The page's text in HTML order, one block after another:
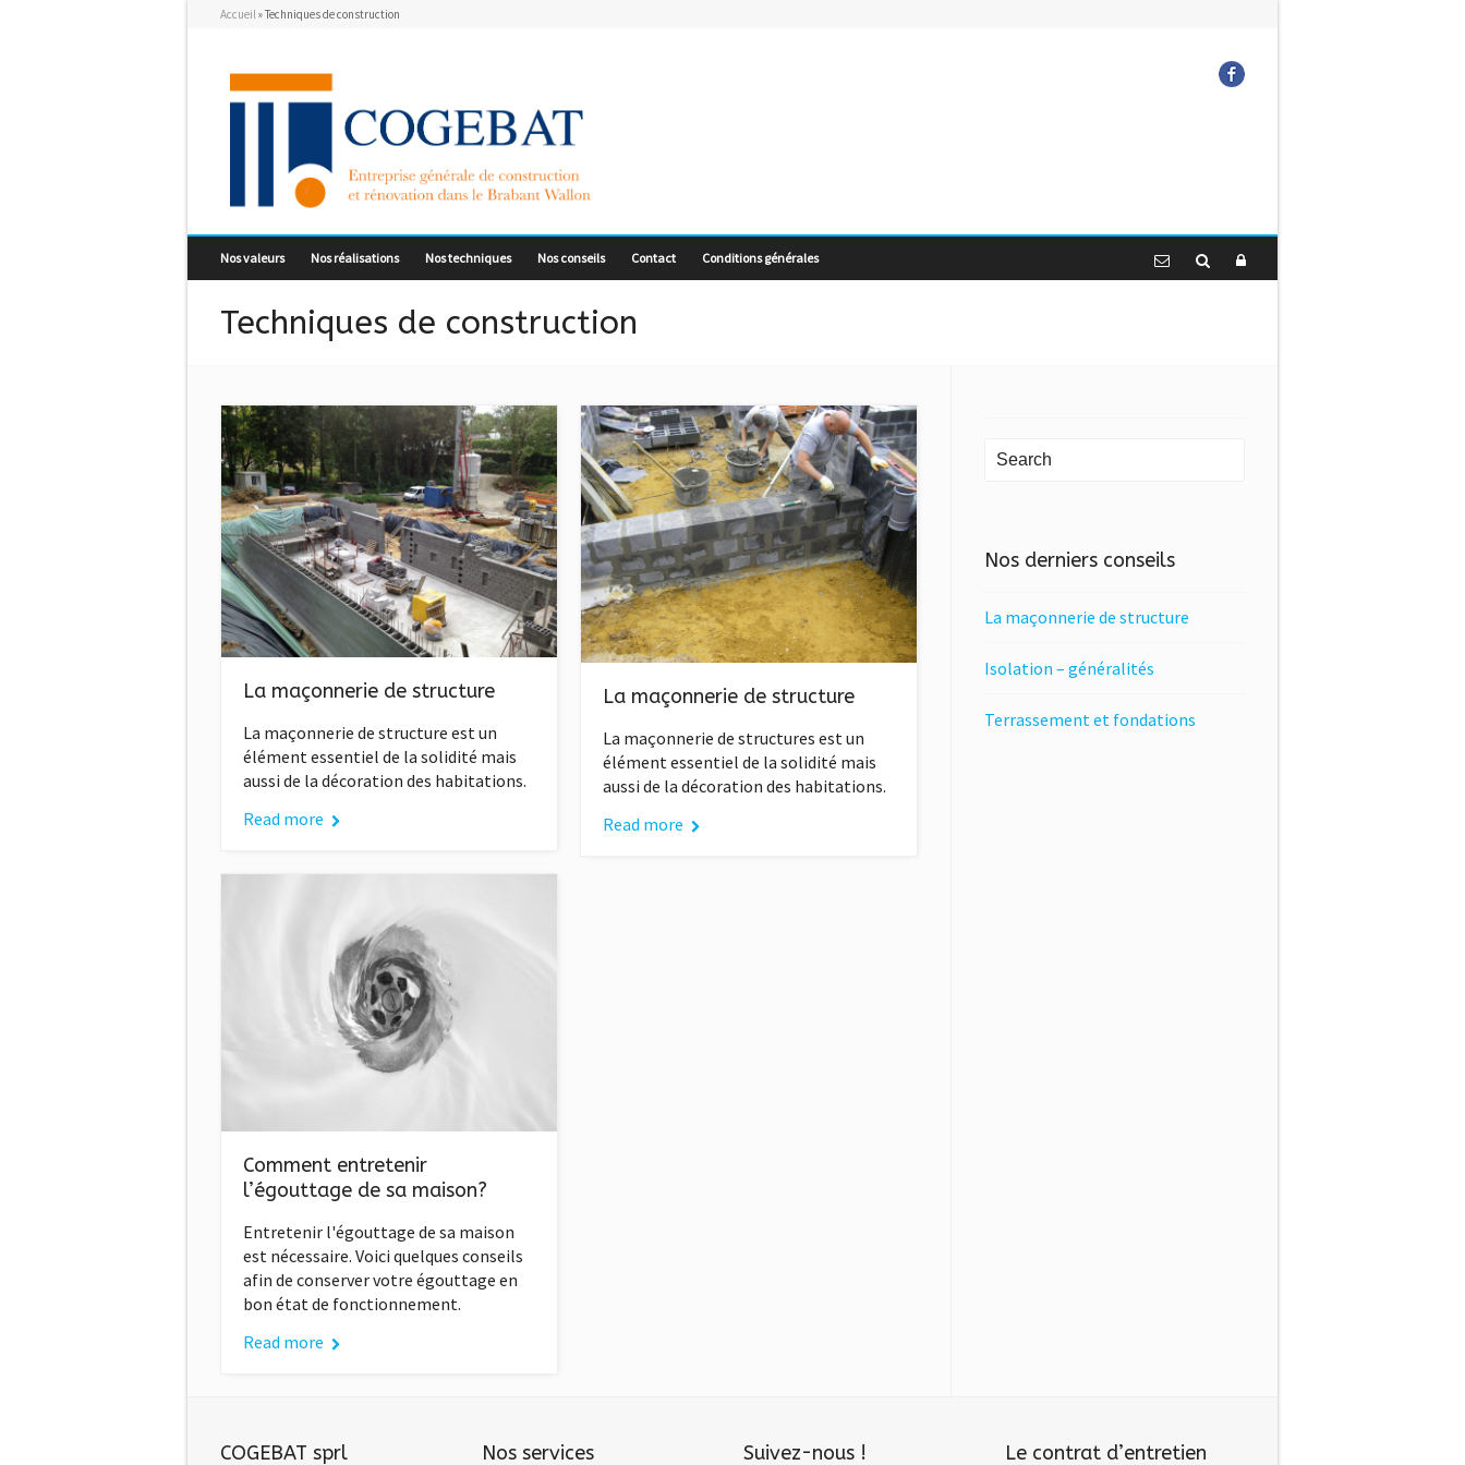
Accueil»Techniques de construction
Nos valeurs Nos réalisations Nos techniques Nos conseils Contact Conditions générales
Techniques de construction
La maçonnerie de structure
La maçonnerie de structure est un
élément essentiel de la solidité mais
aussi de la décoration des habitations.
Read more
La maçonnerie de structure
La maçonnerie de structures est un
élément essentiel de la solidité mais
aussi de la décoration des habitations.
Read more
Comment entretenir
l’égouttage de sa maison?
Entretenir l'égouttage de sa maison
est nécessaire. Voici quelques conseils
afin de conserver votre égouttage en
bon état de fonctionnement.
Read more
Nos derniers conseils
La maçonnerie de structure
Isolation – généralités
Terrassement et fondations
COGEBAT sprl Nos services Suivez-nous ! Le contrat d’entretien